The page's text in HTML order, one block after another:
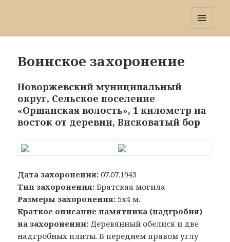
Воинское захоронение
Новоржевский муниципальный
округ, Сельское поселение
«Оршанская волость», 1 километр на
восток от деревни, Висковатый бор
Дата захоронения: 07.07.1943
Тип захоронения: Братская могила
Размеры захоронения: 5x4 м.
Краткое описание памятника (надгробия)
на захоронении: Деревянный обелиск и две
надгробных плиты. В переднем правом углу